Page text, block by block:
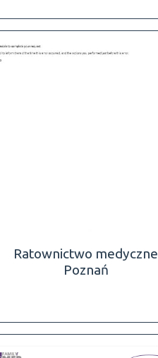
Ratownictwo medyczne
Poznań